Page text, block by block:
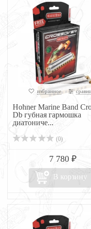
избранное
Hohner Marine Band
Db губная гармошка
диатониче...
(0)
7 780 ₽
В корзину